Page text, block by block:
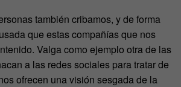
también cribamos, y de forma
que estas compañías que nos
Valga como ejemplo otra de las
a las redes sociales para tratar de
ofrecen una visión sesgada de la